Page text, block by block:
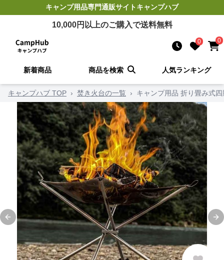
キャンプ用品専門通販サイトキャンプハブ
10,000円以上のご購入で送料無料
0 0
新着商品 商品を検索 人気ランキング
キャンプハブ TOP › 焚き火台の一覧 › キャンプ用品 折り畳み式
Previous slide